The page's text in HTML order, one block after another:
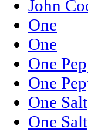
John
One
One
One
One
One Salt
One Salt